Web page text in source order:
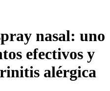
nasal: uno
efectivos y
alérgica